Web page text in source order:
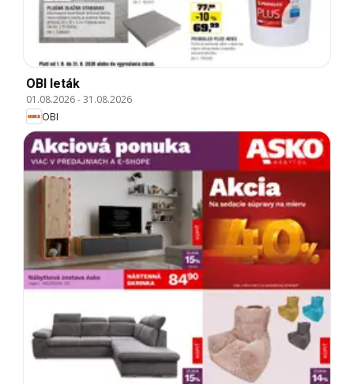
OBI leták
01.08.2026-31.08.2026
OBI